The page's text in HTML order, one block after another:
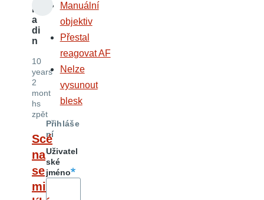
la
a
di
n
10
years
2
mont
hs
zpět
Scé
na
se
mi
Manuální
objektiv
Přestal
reagovat AF
Nelze
vysunout
blesk
Přihláše
ní
Uživatel
ské
jméno